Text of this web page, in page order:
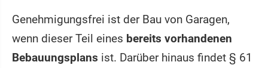
Genehmigungsfrei ist der Bau von Garagen,
wenn dieser Teil eines bereits vorhandenen
Bebauungsplans ist. Darüber hinaus findet § 61